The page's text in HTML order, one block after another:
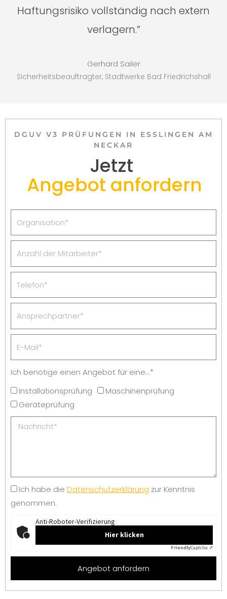
Haftungsrisiko vollständig nach extern
verlagern.”
Gerhard Sailer
Sicherheitsbeauftragter, Stadtwerke Bad Friedrichshall
DGUV V3 PRÜFUNGEN IN ESSLINGEN AM
NECKAR
Jetzt
Angebot anfordern
Ich benötige einen Angebot für eine...*
Installationsprüfung
Maschinenprüfung
Geräteprüfung
Ich habe die Datenschutzerklärung zur Kenntnis
genommen.
Anti-Roboter-Verifizierung
Hier klicken
FriendlyCaptcha ⇗
Angebot anfordern